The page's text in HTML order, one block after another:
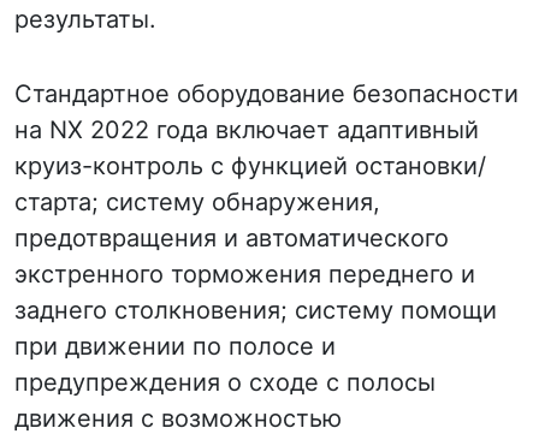
результаты.
Стандартное оборудование безопасности
на NX 2022 года включает адаптивный
круиз-контроль с функцией остановки/
старта; систему обнаружения,
предотвращения и автоматического
экстренного торможения переднего и
заднего столкновения; систему помощи
при движении по полосе и
предупреждения о сходе с полосы
движения с возможностью